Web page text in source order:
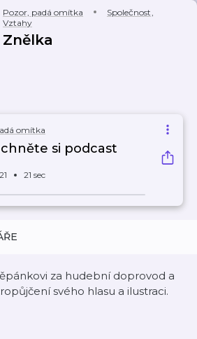
Pozor, padá omítka Společnost,
Vztahy
Znělka
omítka
si podcast
21 sec
za hudební doprovod a
svého hlasu a ilustraci.